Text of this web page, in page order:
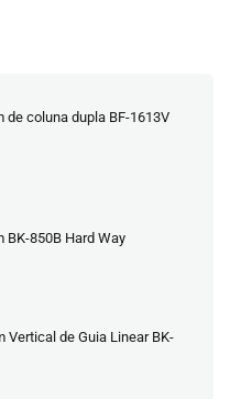
de coluna dupla BF-1613V
BK-850B Hard Way
Vertical de Guia Linear BK-